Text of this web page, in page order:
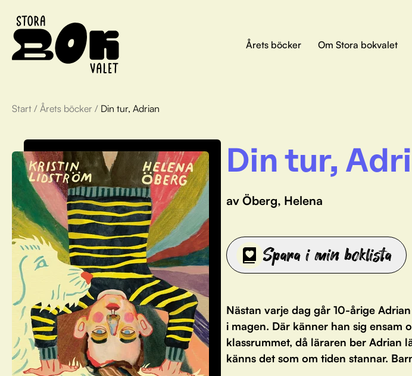
Årets böcker Om Stora bokvalet
Start / Årets böcker / Din tur, Adrian
Din tur,
av Öberg, Helena
Spara i min boklista
Nästan varje dag går 10-årige
i magen. Där känner han sig ensam
klassrummet, då läraren ber Adrian
känns det som om tiden stannar.